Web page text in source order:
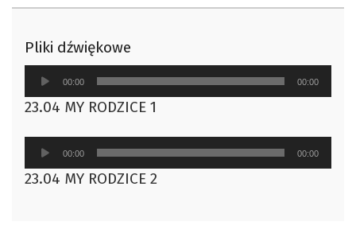
Pliki dźwiękowe
Odtwarzacz
plików
dźwiękowych
00:00 00:00
23.04 MY RODZICE 1
Odtwarzacz
plików
dźwiękowych
00:00 00:00
23.04 MY RODZICE 2